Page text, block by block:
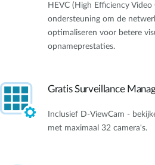
HEVC (High Efficiency Video
ondersteuning om de
optimaliseren voor betere
opnameprestaties.
Gratis Surveillance
Inclusief D-ViewCam -
met maximaal 32 camera's.